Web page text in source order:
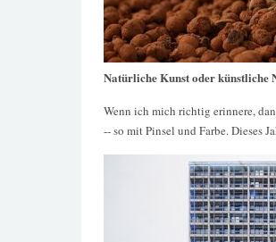
Natürliche Kunst oder künstliche
Wenn ich mich richtig erinnere,
-- so mit Pinsel und Farbe. Dieses